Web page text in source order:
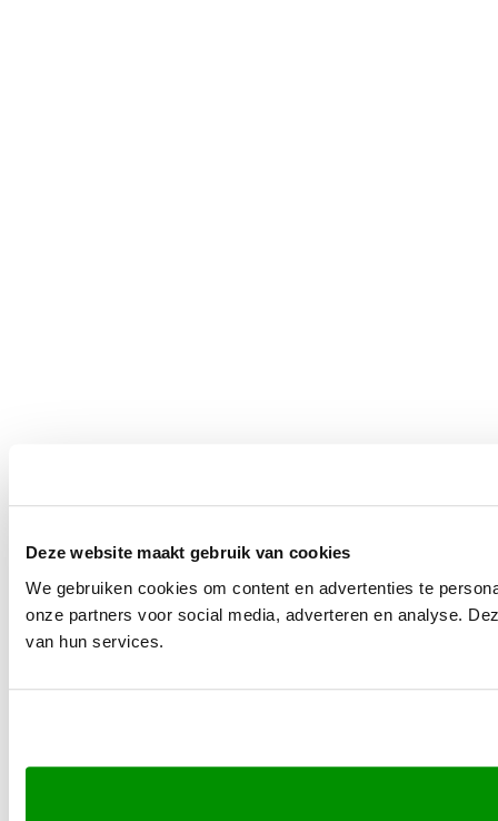
Deze website maakt gebruik van cookies
We gebruiken cookies om content en advertenties te
onze partners voor social media, adverteren en analyse.
van hun services.